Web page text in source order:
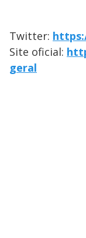
Twitter:
Site oficial:
geral